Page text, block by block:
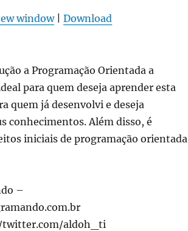
window| Download
a Programação Orientada a
para quem deseja aprender esta
quem já desenvolvi e deseja
conhecimentos. Além disso, é
iniciais de programação orientada
–
aldoh_ti